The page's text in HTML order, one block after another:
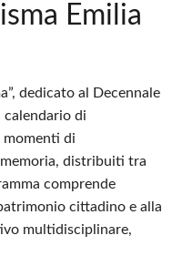
Emilia
dedicato al Decennale
calendario di
di
distribuiti tra
comprende
cittadino e alla
multidisciplinare,